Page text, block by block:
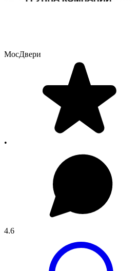
МосДвери
•
4.6